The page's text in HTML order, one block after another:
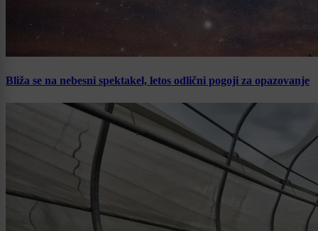
Bliža se na nebesni spektakel, letos odlični pogoji za opazovanje